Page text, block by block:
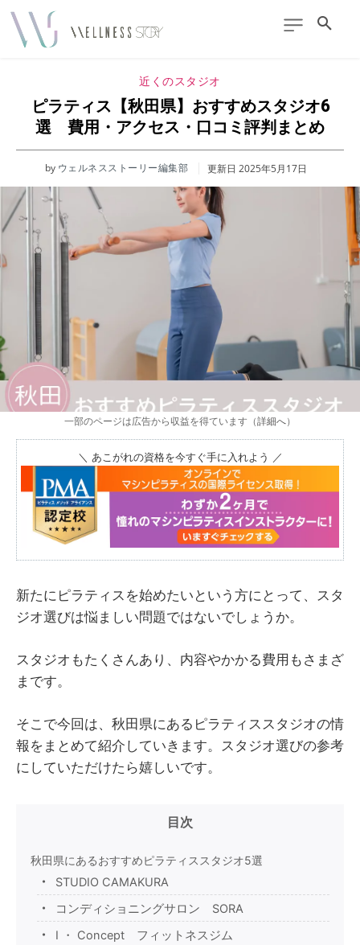
近くのスタジオ
ピラティス【秋田県】おすすめスタジオ6
選 費用・アクセス・口コミ評判まとめ
by ウェルネスストーリー編集部 更新日2025年5月17日
一部のページは広告から収益を得ています（詳細へ）
＼ あこがれの資格を今すぐ手に入れよう ／
新たにピラティスを始めたいという方にとって、スタ
ジオ選びは悩ましい問題ではないでしょうか。
スタジオもたくさんあり、内容やかかる費用もさまざ
まです。
そこで今回は、秋田県にあるピラティススタジオの情
報をまとめて紹介していきます。スタジオ選びの参考
にしていただけたら嬉しいです。
目次
秋田県にあるおすすめピラティススタジオ5選
STUDIO CAMAKURA
コンディショニングサロン SORA
I ・ Concept フィットネスジム